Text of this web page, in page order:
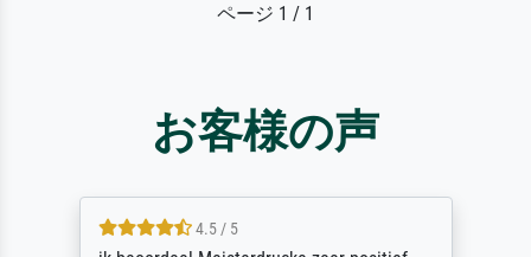
ページ 1 / 1
お客様の声